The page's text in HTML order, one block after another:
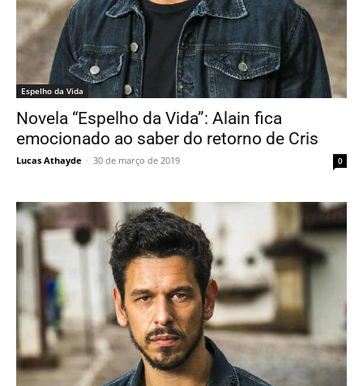
Espelho da Vida
Novela “Espelho da Vida”: Alain fica
emocionado ao saber do retorno de Cris
Lucas Athayde - 30 de março de 2019 0